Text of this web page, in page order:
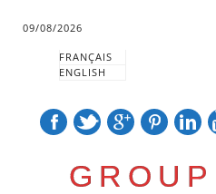
09/08/2026
FRANÇAIS
ENGLISH